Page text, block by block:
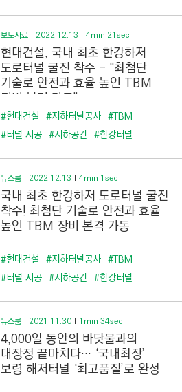
보도자료 2022.12.13 4min 21sec
현대건설, 국내 최초 한강하저
도로터널 굴진 착수 - “최첨단
기술로 안전과 효율 높인 TBM
장비 본격 가동”
#현대건설 #지하터널공사 #TBM
#터널 시공 #지하공간 #한강터널
뉴스룸 2022.12.13 4min 1sec
국내 최초 한강하저 도로터널 굴진
착수! 최첨단 기술로 안전과 효율
높인 TBM 장비 본격 가동
#현대건설 #지하터널공사 #TBM
#터널 시공 #지하공간 #한강터널
뉴스룸 2021.11.30 1min 34sec
4,000일 동안의 바닷물과의
대장정 끝마치다··· ‘국내최장’
보령 해저터널 ‘최고품질’로 완성